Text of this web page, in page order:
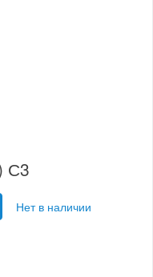
С3
Нет в наличии